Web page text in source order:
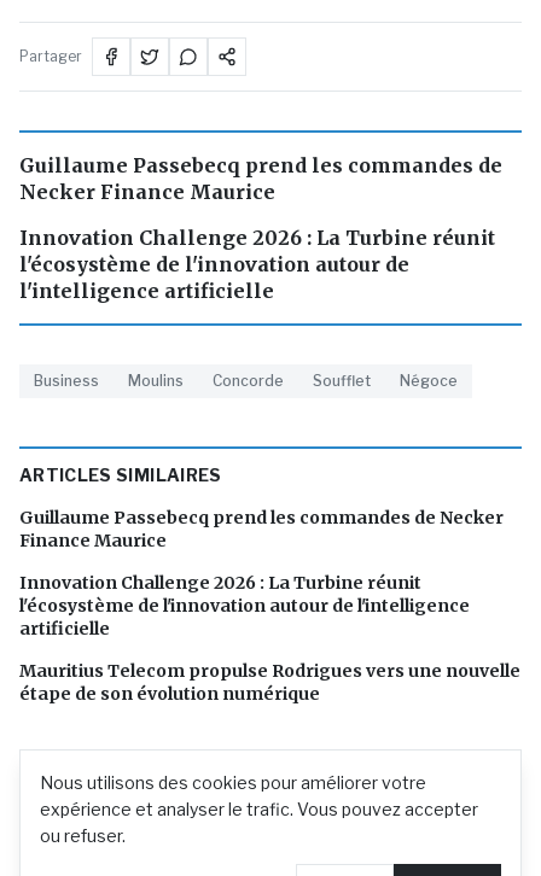
Nous utilisons des cookies pour améliorer votre
expérience et analyser le trafic. Vous pouvez accepter
ou refuser.
Partager
Guillaume Passebecq prend les commandes de
Necker Finance Maurice
Innovation Challenge 2026 : La Turbine réunit
l'écosystème de l'innovation autour de
l'intelligence artificielle
Business Moulins Concorde Soufflet Négoce
ARTICLES SIMILAIRES
Guillaume Passebecq prend les commandes de Necker
Finance Maurice
Innovation Challenge 2026 : La Turbine réunit
l'écosystème de l'innovation autour de l'intelligence
artificielle
Mauritius Telecom propulse Rodrigues vers une nouvelle
étape de son évolution numérique